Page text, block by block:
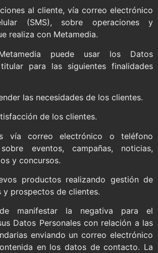
al cliente, vía correo electrónico
(SMS), sobre operaciones y
realiza con Metamedia.
puede usar los Datos
para las siguientes finalidades
las necesidades de los clientes.
de los clientes.
vía correo electrónico o teléfono
eventos, campañas, noticias,
y concursos.
productos realizando gestión de
y prospectos de clientes.
manifestar la negativa para el
Datos Personales con relación a las
enviando un correo electrónico
en los datos de contacto. La